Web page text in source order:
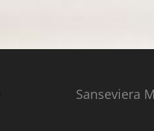
QUE
Sanseviera